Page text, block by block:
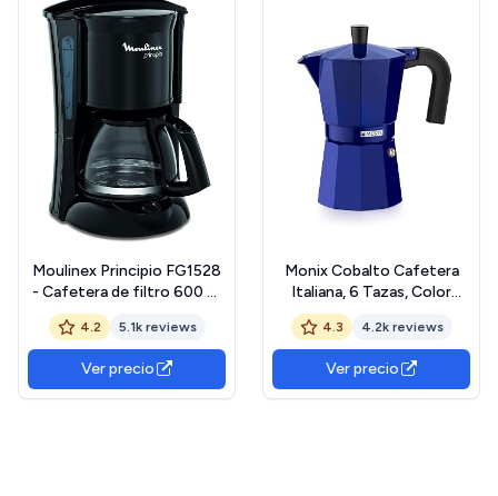
Moulinex Principio FG1528
- Cafetera de filtro 600 W
de 0.6 L con función Auto-
off y sistema antigoteo,
plástico, color negro
4.2 5.1k reviews
Ver precio
Monix Cobalto Cafetera
Italiana, 6 Tazas, Color
Cobalto, Aluminio, 10 cm
4.3 4.2k reviews
Ver precio